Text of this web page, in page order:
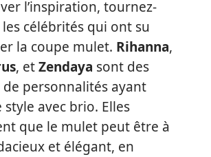
l’inspiration, tournez-
célébrités qui ont su
la coupe mulet. Rihanna,
, etZendaya sont des
de personnalités ayant
style avec brio. Elles
que le mulet peut être à
et élégant, en